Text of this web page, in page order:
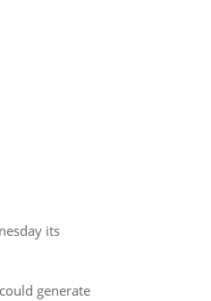
its
generate